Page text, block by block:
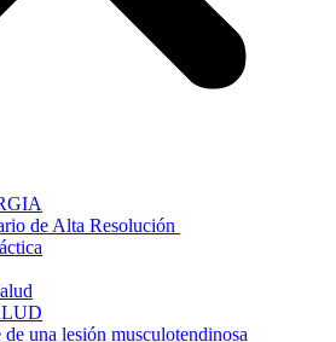
de Alta Resolución
de una lesión musculotendinosa